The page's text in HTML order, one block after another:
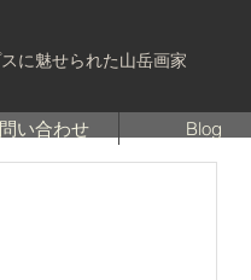
に魅せられた山岳画家
い合わせ Blog